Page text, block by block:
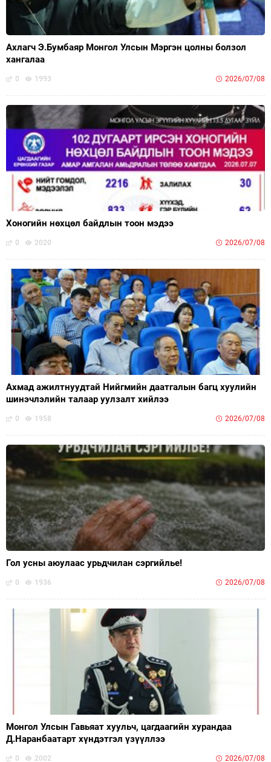
Ахлагч Э.Бумбаяр Монгол Улсын Мэргэн цолны болзол
хангалаа
0 1993 2026/07/08
Хоногийн нөхцөл байдлын тоон мэдээ
0 2020 2026/07/08
Ахмад ажилтнуудтай Нийгмийн даатгалын багц хуулийн
шинэчлэлийн талаар уулзалт хийлээ
0 1958 2026/07/08
Гол усны аюулаас урьдчилан сэргийлье!
0 1936 2026/07/08
Монгол Улсын Гавьяат хуульч, цагдаагийн хурандаа
Д.Наранбаатарт хүндэтгэл үзүүллээ
0 2002 2026/07/08